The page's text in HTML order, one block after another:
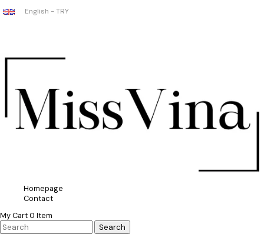
English - TRY
Homepage
Contact
My Cart0 Item